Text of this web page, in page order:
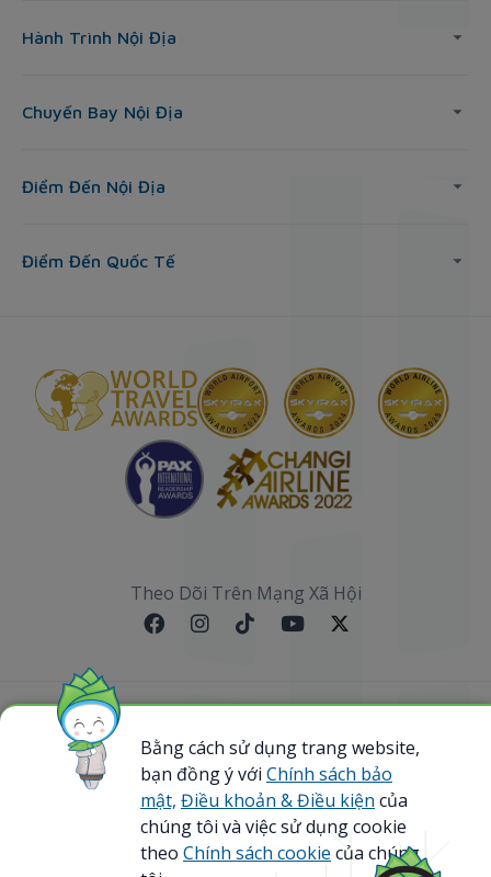
Hành Trình Nội Địa
Chuyến Bay Nội Địa
Điểm Đến Nội Địa
Điểm Đến Quốc Tế
Theo Dõi Trên Mạng Xã Hội
Sơ đồ website
@ 2023 Bamboo Airways Copyright. All Rights
Reserved.
Business Registration Code: 0107867370
Bằng cách sử dụng trang website,
bạn đồng ý với Chính sách bảo
mật, Điều khoản & Điều kiện của
chúng tôi và việc sử dụng cookie
theo Chính sách cookie của chúng